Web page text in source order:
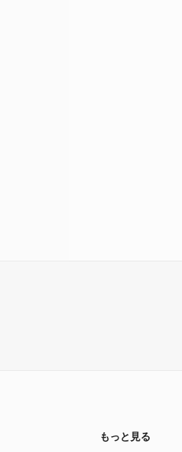
もっと見る